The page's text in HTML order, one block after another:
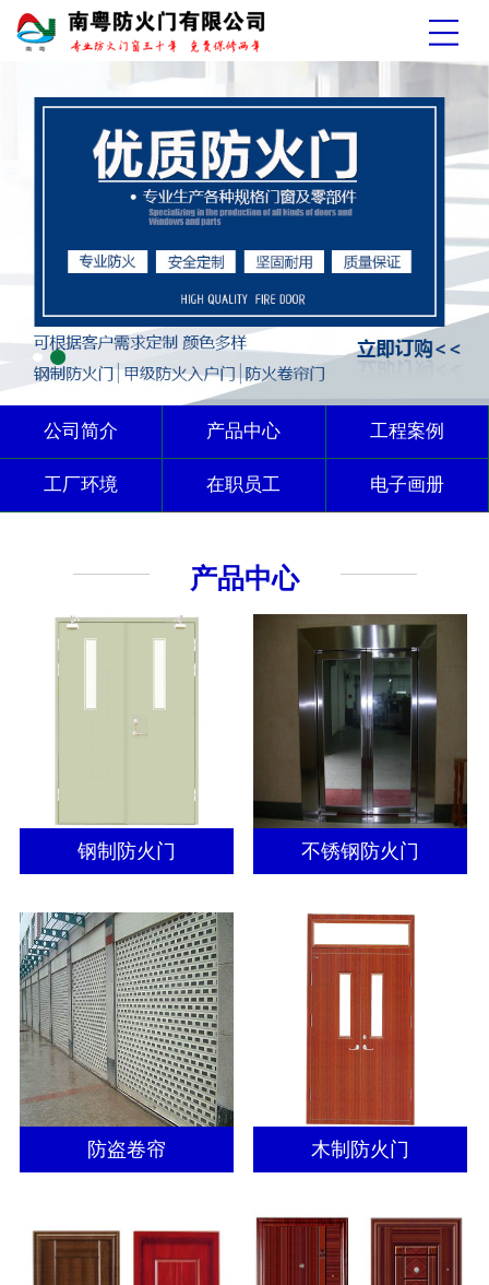
公司简介 产品中心 工程案例
工厂环境 在职员工 电子画册
产品中心
钢制防火门 不锈钢防火门
防盗卷帘 木制防火门